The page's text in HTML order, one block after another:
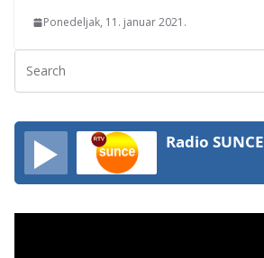
Ponedeljak, 11. januar 2021.
Radio SUNCE